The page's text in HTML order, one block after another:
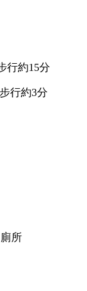
行約15分
行約3分
所